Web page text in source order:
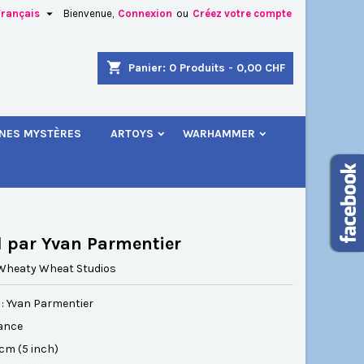
Bienvenue, Connexion ou Créez votre compte

shopping_cart Panier: 0 Produits - 0,00 CHF
MYSTÈRES ARTOYS WARHAMMER
par Yvan Parmentier
Wheat Studios
Yvan Parmentier
(5 inch)